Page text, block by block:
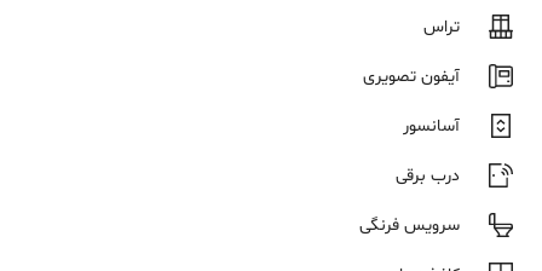
تراس
آیفون تصویری
آسانسور
درب برقی
سرویس فرنگی